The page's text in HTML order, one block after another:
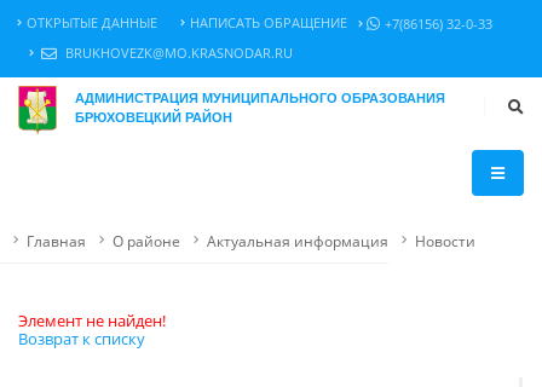
ОТКРЫТЫЕ ДАННЫЕ НАПИСАТЬ ОБРАЩЕНИЕ
+7(86156) 32-0-33
BRUKHOVEZK@MO.KRASNODAR.RU
АДМИНИСТРАЦИЯ МУНИЦИПАЛЬНОГО ОБРАЗОВАНИЯ
БРЮХОВЕЦКИЙ РАЙОН
Главная О районе Актуальная информация Новости
Элемент не найден!
Возврат к списку